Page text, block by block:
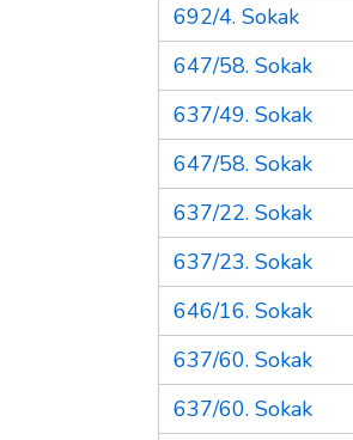
692/4. Sokak
647/58. Sokak
637/49. Sokak
647/58. Sokak
637/22. Sokak
637/23. Sokak
646/16. Sokak
637/60. Sokak
637/60. Sokak